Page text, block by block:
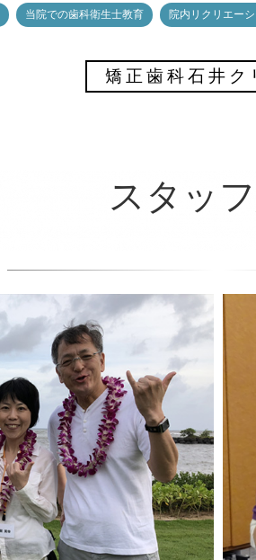
当院での歯科衛生士教育 院内リクリエー
矯正歯科石井ク
スタッ